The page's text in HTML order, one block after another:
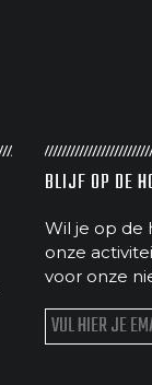
BLIJF OP DE
Wil je op de
onze
voor onze